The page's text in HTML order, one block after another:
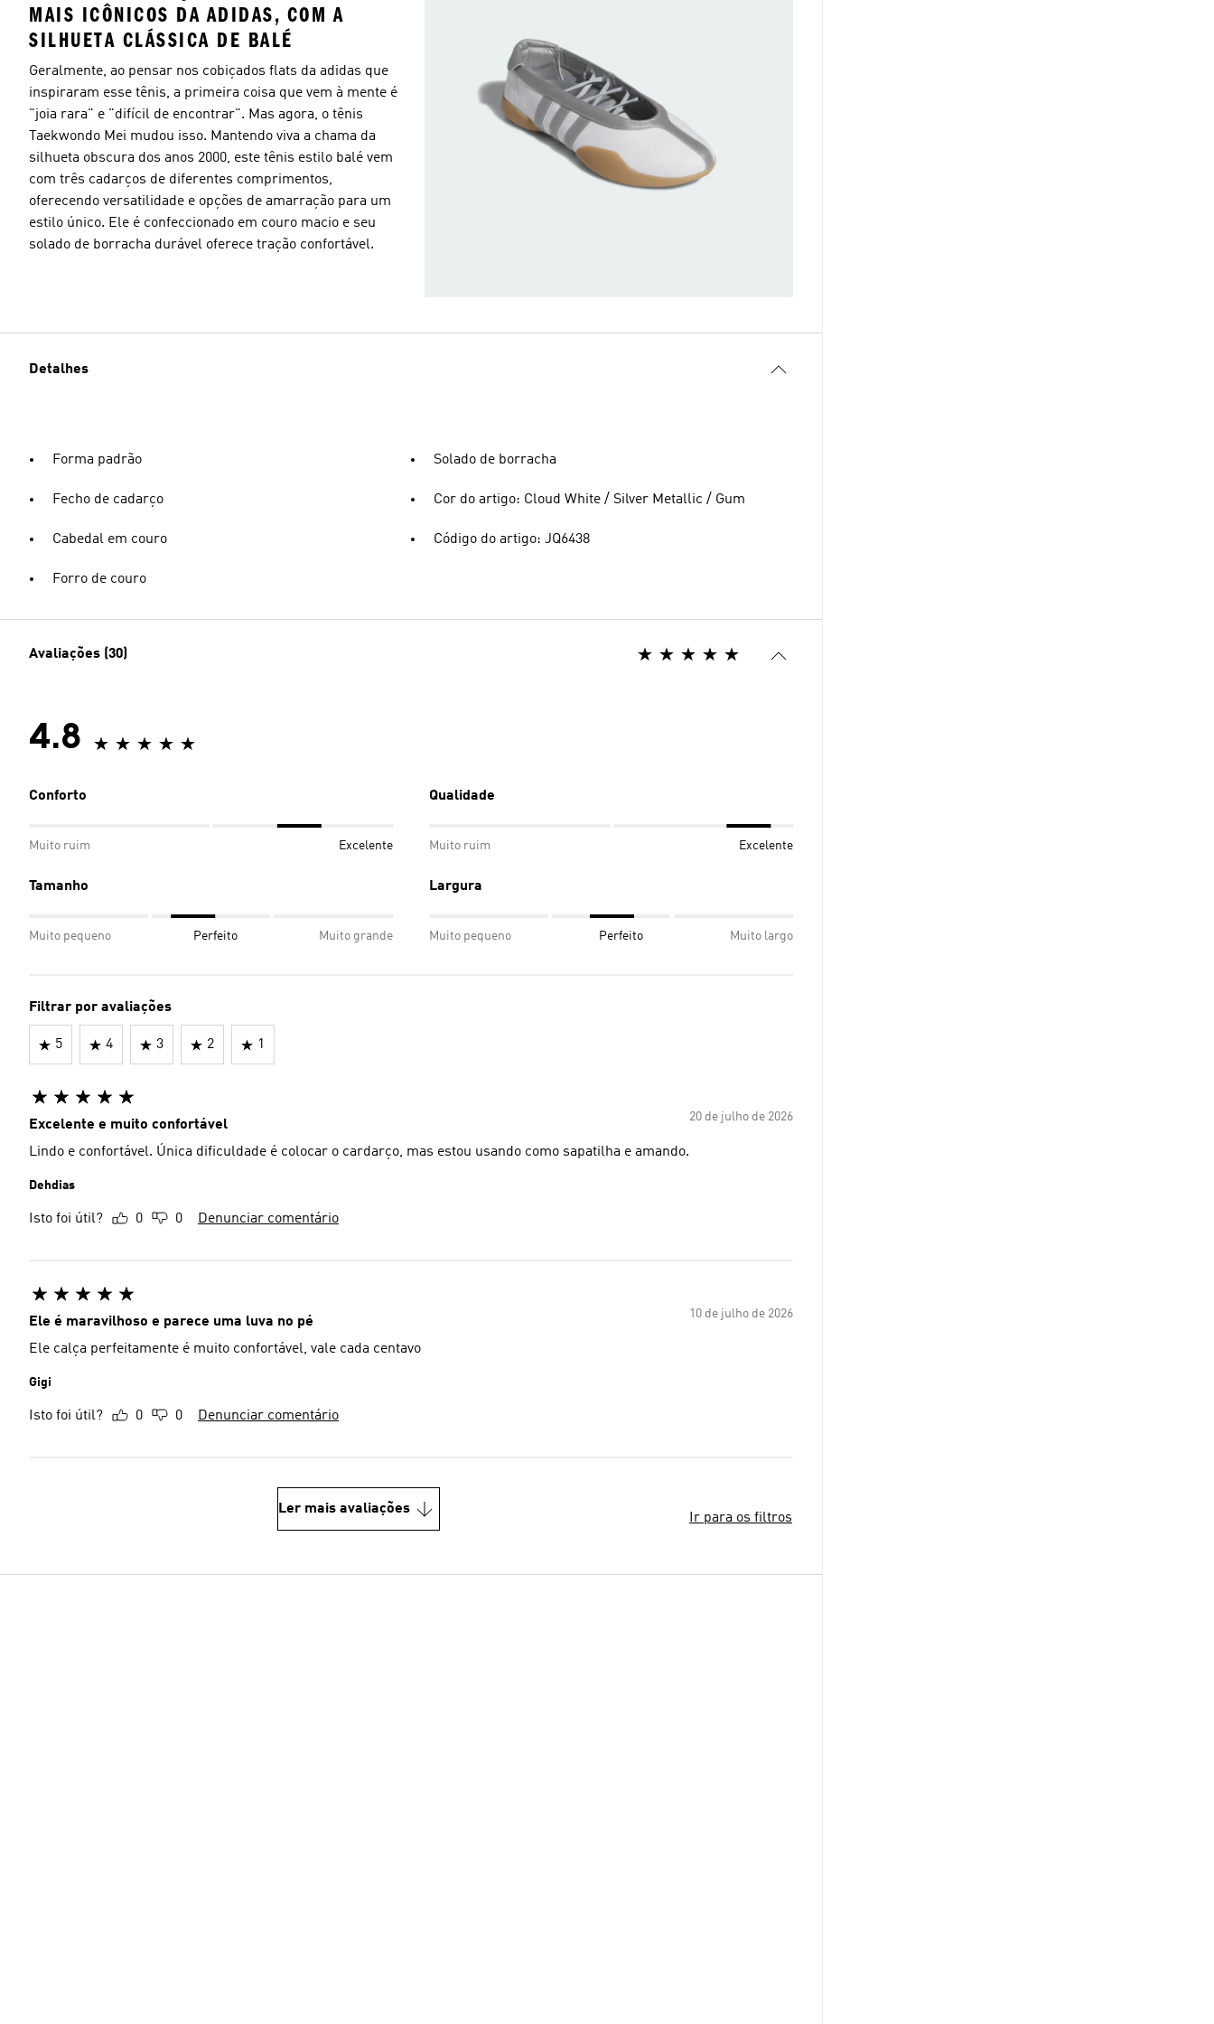
MAIS ICÔNICOS DA ADIDAS, COM A
SILHUETA CLÁSSICA DE BALÉ
Geralmente, ao pensar nos cobiçados flats da adidas que
inspiraram esse tênis, a primeira coisa que vem à mente é
"joia rara" e "difícil de encontrar". Mas agora, o tênis
Taekwondo Mei mudou isso. Mantendo viva a chama da
silhueta obscura dos anos 2000, este tênis estilo balé vem
com três cadarços de diferentes comprimentos,
oferecendo versatilidade e opções de amarração para um
estilo único. Ele é confeccionado em couro macio e seu
solado de borracha durável oferece tração confortável.
Detalhes
Forma padrão
Fecho de cadarço
Cabedal em couro
Forro de couro
Solado de borracha
Cor do artigo: Cloud White / Silver Metallic / Gum
Código do artigo: JQ6438
Avaliações (30)
4.8
Conforto
Muito ruim Excelente
Qualidade
Muito ruim Excelente
Tamanho
Muito pequeno Perfeito Muito grande
Largura
Muito pequeno Perfeito Muito largo
Filtrar por avaliações
5 4 3 2 1
20 de julho de 2026
Excelente e muito confortável
Lindo e confortável. Única dificuldade é colocar o cardarço, mas estou usando como sapatilha e amando.
Dehdias
Isto foi útil? 0 0 Denunciar comentário
10 de julho de 2026
Ele é maravilhoso e parece uma luva no pé
Ele calça perfeitamente é muito confortável, vale cada centavo
Gigi
Isto foi útil? 0 0 Denunciar comentário
Ler mais avaliações
Ir para os filtros